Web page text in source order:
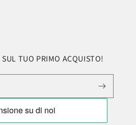
TUO PRIMO ACQUISTO!